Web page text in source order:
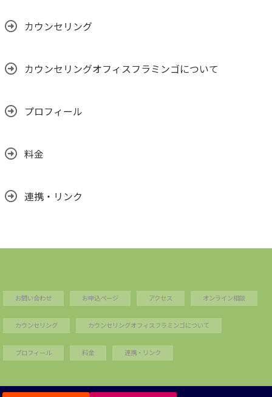
カウンセリング
カウンセリングオフィスフラミンゴについて
プロフィール
料金
連携・リンク
お問い合わせ お申込ページ アクセス オンライン相談
カウンセリング カウンセリングオフィスフラミンゴについて
プロフィール 料金 連携・リンク